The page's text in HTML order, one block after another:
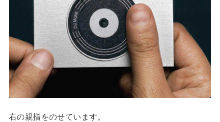
右の親指をのせています。